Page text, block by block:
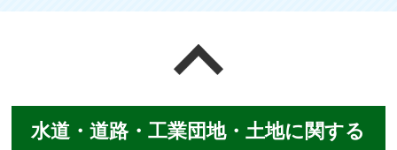
水道・道路・工業団地・土地に関する